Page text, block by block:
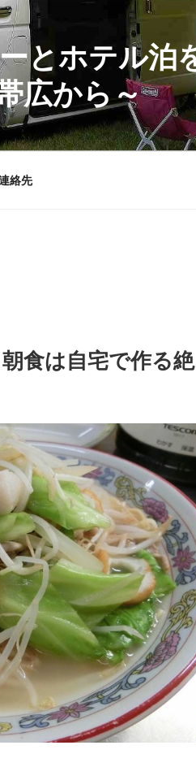
とホテル
広から～
絡先
食は自宅で作る絶